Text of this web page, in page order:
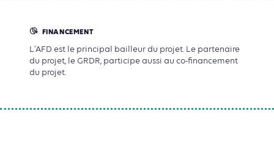
FINANCEMENT
L'AFD est le principal bailleur du projet. Le partenaire
du projet, le GRDR, participe aussi au co-financement
du projet.